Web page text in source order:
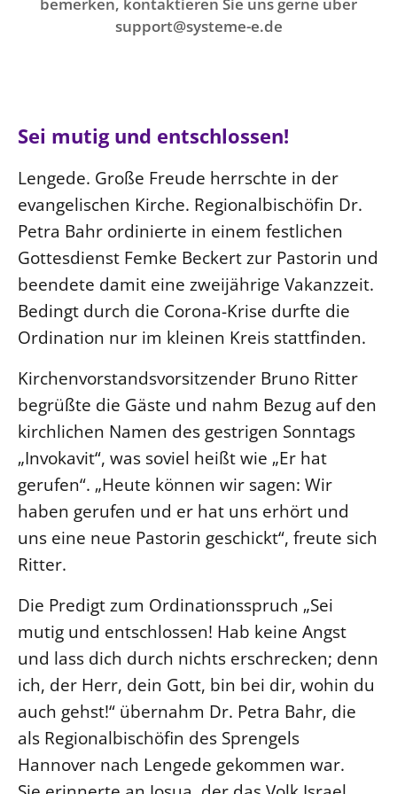
support@systeme-e.de
Sei mutig und entschlossen!
Lengede. Große Freude herrschte in der
evangelischen Kirche. Regionalbischöfin Dr.
Petra Bahr ordinierte in einem festlichen
Gottesdienst Femke Beckert zur Pastorin und
beendete damit eine zweijährige Vakanzzeit.
Bedingt durch die Corona-Krise durfte die
Ordination nur im kleinen Kreis stattfinden.
Kirchenvorstandsvorsitzender Bruno Ritter
begrüßte die Gäste und nahm Bezug auf den
kirchlichen Namen des gestrigen Sonntags
„Invokavit“, was soviel heißt wie „Er hat
gerufen“. „Heute können wir sagen: Wir
haben gerufen und er hat uns erhört und
uns eine neue Pastorin geschickt“, freute sich
Ritter.
Die Predigt zum Ordinationsspruch „Sei
mutig und entschlossen! Hab keine Angst
und lass dich durch nichts erschrecken; denn
ich, der Herr, dein Gott, bin bei dir, wohin du
auch gehst!“ übernahm Dr. Petra Bahr, die
als Regionalbischöfin des Sprengels
Hannover nach Lengede gekommen war.
Kirche und Finanzen
Willkommen
Abteilungen des Landeskirchenamts
Rechnungsprüfungsamt
Fachstelle Sexualisierte Gewalt
Kirchenämter
Gleichstellung
Geschäftsstelle Landessynode
LANDESSYNODE
27. Landessynode
Kontakt
Hintergrund
MITARBEIT
Beruf
Freie Stellen
BIBLIOTHEK & ARCHIV
SERVICE
Älterwerden im Pfarrberuf
Evangelische Kirche
Ökumene
Gegen Gewalt
Erneuerbare Energien
Mobilität
Naturschutz
Gebäude
Impressum
Presse
Service für Gemeinden
Suche